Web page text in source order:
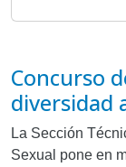
Concurso
diversidad
La Sección
Sexual pone en